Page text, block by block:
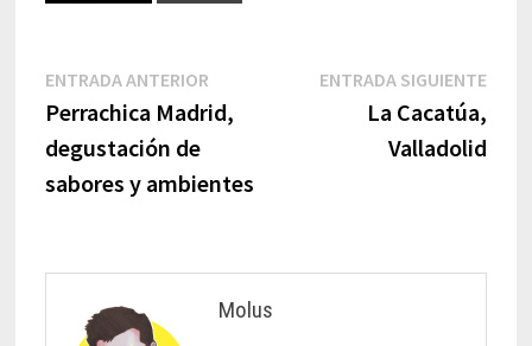
ENTRADA ANTERIOR
Perrachica Madrid,
degustación de
sabores y ambientes
ENTRADA SIGUIENTE
La Cacatúa,
Valladolid
Molus